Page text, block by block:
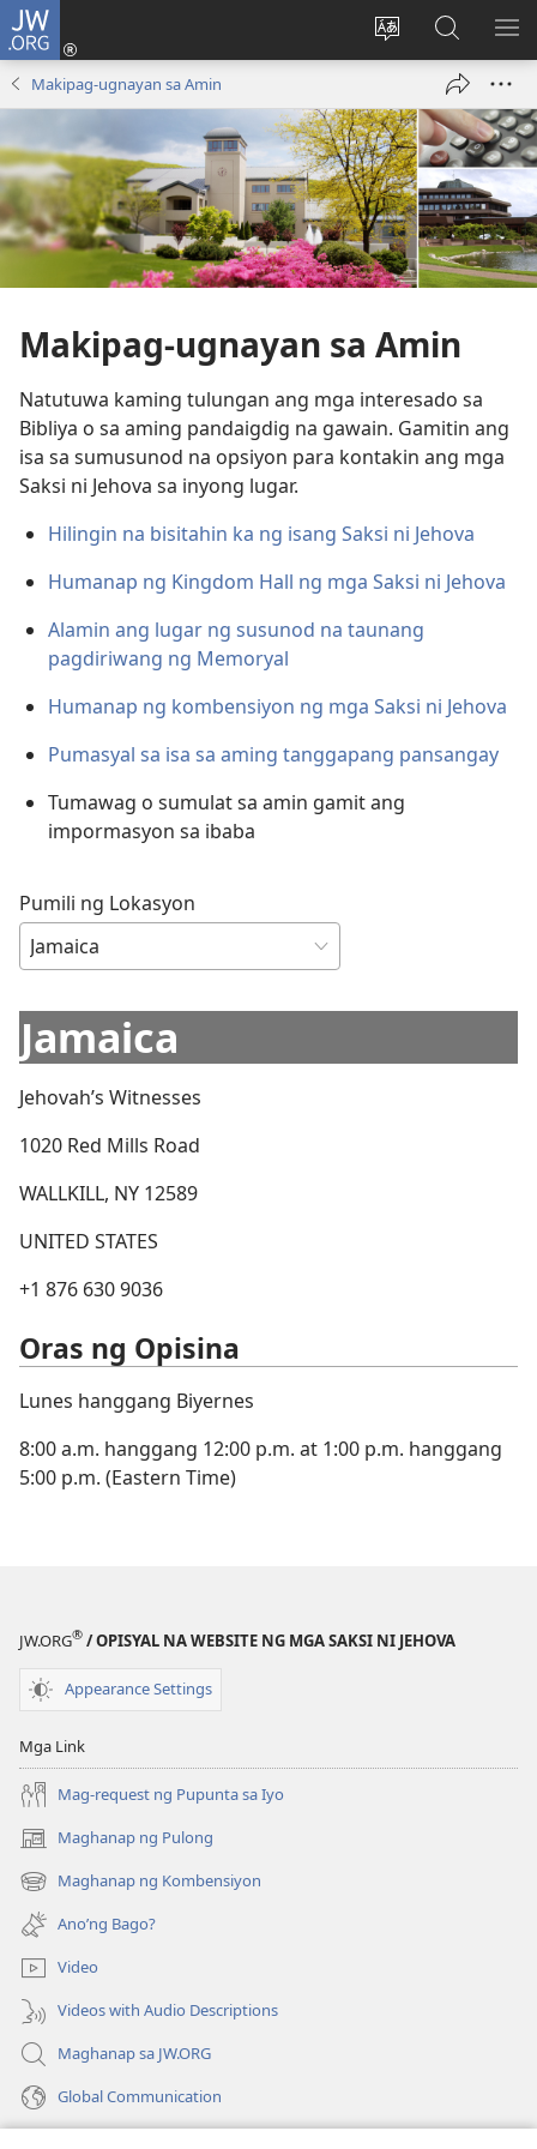
JW.ORG
Baguhin
ng
site
Mag-
log
bubukas
na
bagong
window)
sa
JW.ORG
Makipag-ugnayan sa Amin
Makipag-ugnayan sa Amin
Natutuwa kaming tulungan ang mga interesado sa
Bibliya o sa aming pandaigdig na gawain. Gamitin ang
isa sa sumusunod na opsiyon para kontakin ang mga
Saksi ni Jehova sa inyong lugar.
Hilingin na bisitahin ka ng isang Saksi ni Jehova
Humanap ng Kingdom Hall ng mga Saksi ni Jehova
Alamin ang lugar ng susunod na taunang
pagdiriwang ng Memoryal
Humanap ng kombensiyon ng mga Saksi ni Jehova
Pumasyal sa isa sa aming tanggapang pansangay
Tumawag o sumulat sa amin gamit ang
impormasyon sa ibaba
Pumili ng Lokasyon
Jamaica
Jehovah’s Witnesses
1020 Red Mills Road
WALLKILL, NY 12589
UNITED STATES
+1 876 630 9036
Oras ng Opisina
Lunes hanggang Biyernes
8:00 a.m. hanggang 12:00 p.m. at 1:00 p.m. hanggang
5:00 p.m. (Eastern Time)
JW.ORG® / OPISYAL NA WEBSITE NG MGA SAKSI NI JEHOVA
Appearance Settings
Mga Link
Mag-request ng Pupunta sa Iyo
Maghanap ng Pulong
(may
bubukas
na
bagong
window)
Maghanap ng Kombensiyon
(may
bubukas
na
bagong
window)
Ano’ng Bago?
Video
Videos with Audio Descriptions
Maghanap sa JW.ORG
Global Communication